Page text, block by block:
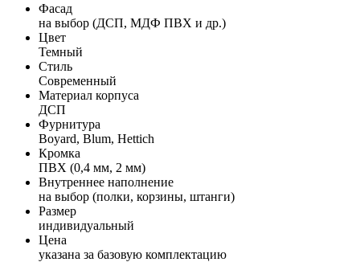
Фасад
на выбор (ДСП, МДФ ПВХ и др.)
Цвет
Темный
Стиль
Современный
Материал корпуса
ДСП
Фурнитура
Boyard, Blum, Hettich
Кромка
ПВХ (0,4 мм, 2 мм)
Внутреннее наполнение
на выбор (полки, корзины, штанги)
Размер
индивидуальный
Цена
указана за базовую комплектацию